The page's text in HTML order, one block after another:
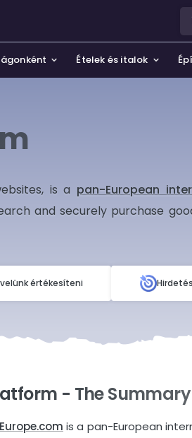
Ételek és italok
kert
és parfümök
feltételek és adatvédelmi
velünk
, is a pan-European
and securely purchase
értékesíteni
- The Summary
is a pan-European